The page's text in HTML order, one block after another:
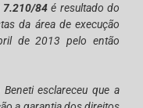
7.210/84 é resultado do
da área de execução
de 2013 pelo então
esclareceu que a